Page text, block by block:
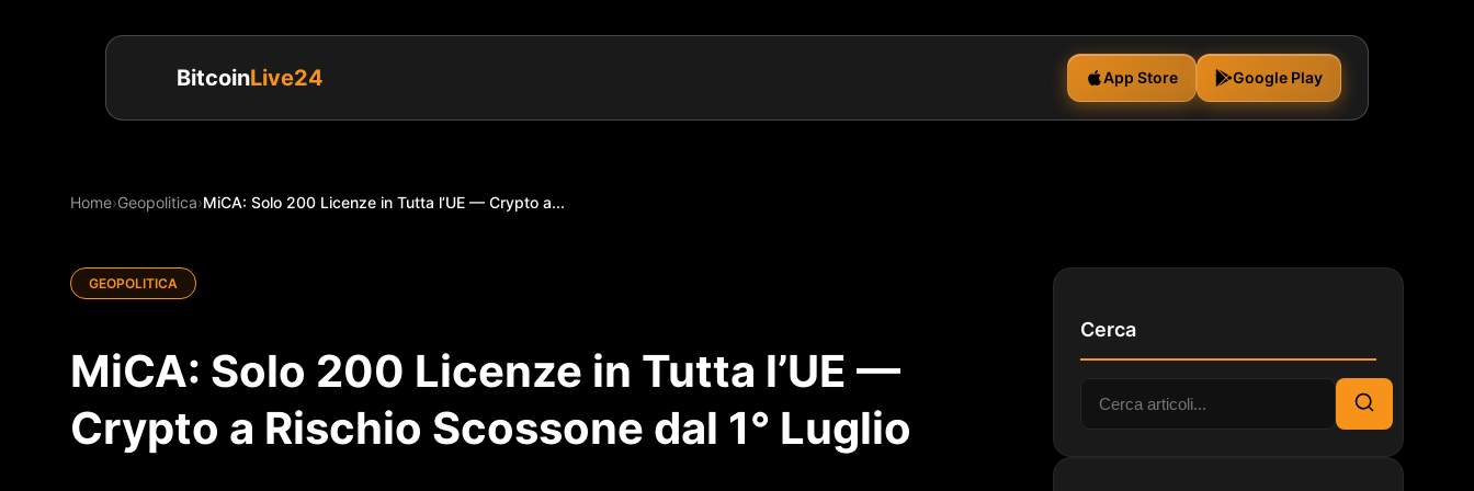
BitcoinLive24 App Store Google Play
Home›Geopolitica›MiCA: Solo 200 Licenze in Tutta l’UE — Crypto a...
GEOPOLITICA
MiCA: Solo 200 Licenze in Tutta l’UE —
Crypto a Rischio Scossone dal 1° Luglio
Cerca
Cerca:
Cerca